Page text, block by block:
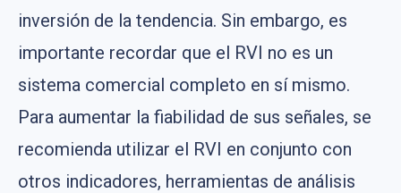
inversión de la tendencia. Sin embargo, es
importante recordar que el RVI no es un
sistema comercial completo en sí mismo.
Para aumentar la fiabilidad de sus señales, se
recomienda utilizar el RVI en conjunto con
otros indicadores, herramientas de análisis